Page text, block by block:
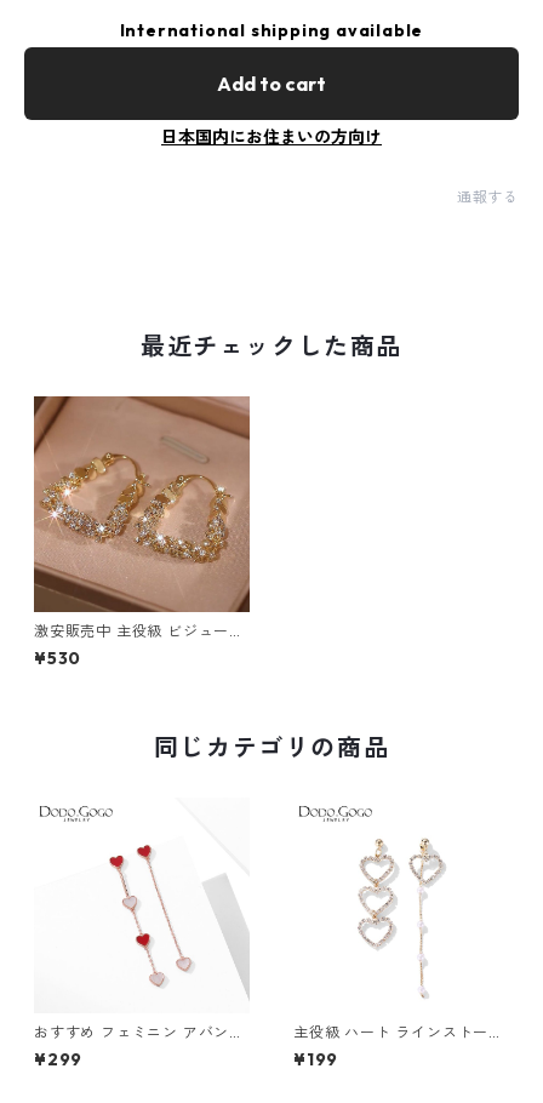
International shipping available
Add to cart
日本国内にお住まいの方向け
通報する
最近チェックした商品
激安販売中 主役級 ビジューピ
アス m-318
¥530
同じカテゴリの商品
おすすめ フェミニン アバンギ
ャルド イヤリング ピアス m-
611
¥299
主役級 ハート ラインストーン
イヤリング ピアス m-688
¥199